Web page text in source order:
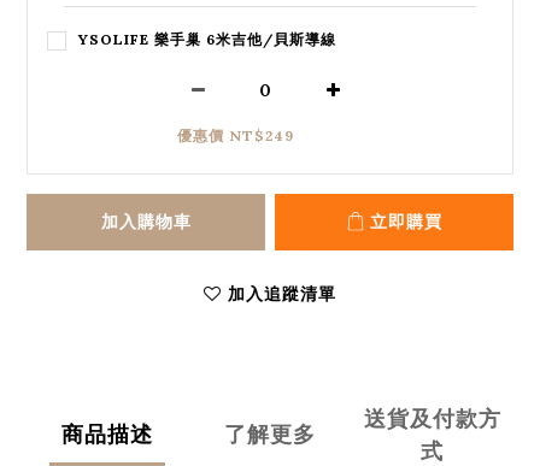
YSOLIFE 樂手巢 6米吉他/貝斯導線
優惠價 NT$249
加入購物車 立即購買
加入追蹤清單
商品描述 了解更多
送貨及付款方
式